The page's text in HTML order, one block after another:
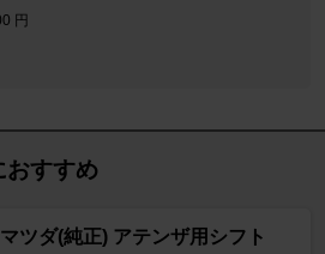
円
おすすめ
マツダ(純正) アテンザ用シフト